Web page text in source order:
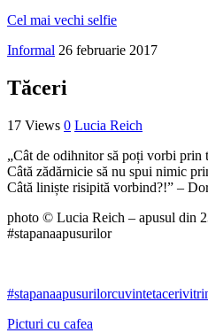
Cel mai vechi selfie
Informal 26 februarie 2017
Tăceri
17 Views 0 Lucia Reich
„Cât de odihnitor să poți vorbi prin
Câtă zădărnicie să nu spui nimic
Câtă liniște risipită vorbind?!” –
photo © Lucia Reich – apusul din
#stapanaapusurilor
#stapanaapusurilorcuvintetaceri
Picturi cu cafea